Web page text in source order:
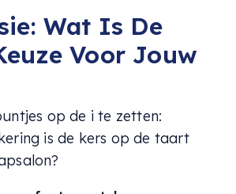
Wat Is De
Voor Jouw
op de i te zetten:
is de kers op de taart